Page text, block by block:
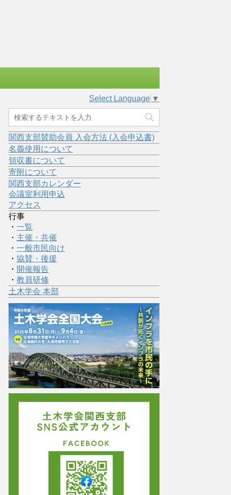
Select Language ▼
関西支部賛助会員 入会方法 (入会申込書)
名義使用について
領収書について
寄附について
関西支部カレンダー
会議室利用申込
アクセス
行事
・ 一覧
・ 主催・共催
・ 一般市民向け
・ 協賛・後援
・ 開催報告
・ 教員研修
土木学会 本部